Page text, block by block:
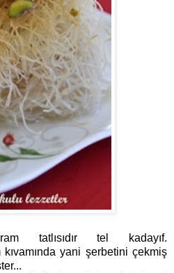
tatlısıdır tel kadayıf.
kıvamında yani şerbetini çekmiş